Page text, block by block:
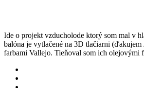
Ide o projekt vzducholode ktorý som mal v
balóna je vytlačené na 3D tlačiarni
farbami Vallejo. Tieňoval som ich olejovými